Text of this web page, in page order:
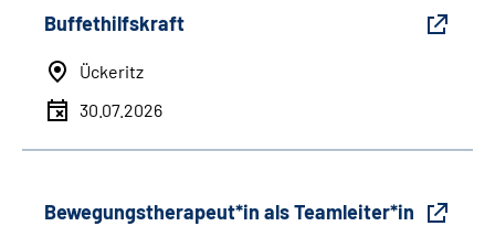
Buffethilfskraft
Ückeritz
30.07.2026
Bewegungstherapeut*in als Teamleiter*in